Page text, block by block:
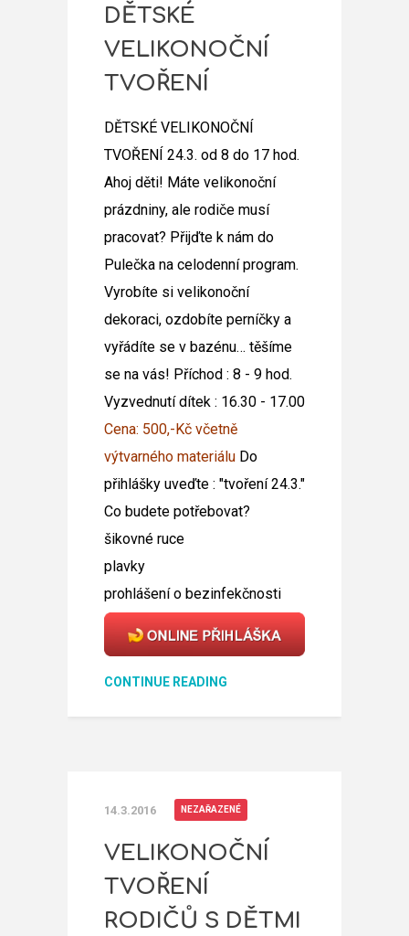
DĚTSKÉ
VELIKONOČNÍ
TVOŘENÍ
DĚTSKÉ VELIKONOČNÍ
TVOŘENÍ 24.3. od 8 do 17 hod.
Ahoj děti! Máte velikonoční
prázdniny, ale rodiče musí
pracovat? Přijďte k nám do
Pulečka na celodenní program.
Vyrobíte si velikonoční
dekoraci, ozdobíte perníčky a
vyřádíte se v bazénu… těšíme
se na vás! Příchod : 8 - 9 hod.
Vyzvednutí dítek : 16.30 - 17.00
Cena: 500,-Kč včetně
výtvarného materiálu Do
přihlášky uveďte : "tvoření 24.3."
Co budete potřebovat?
šikovné ruce
plavky
prohlášení o bezinfekčnosti
CONTINUE READING
14.3.2016 NEZAŘAZENÉ
VELIKONOČNÍ
TVOŘENÍ
RODIČŮ S DĚTMI